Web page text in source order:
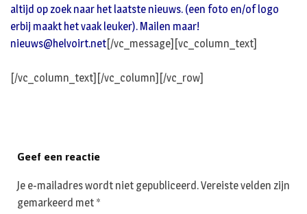
altijd op zoek naar het laatste nieuws. (een foto en/of logo
erbij maakt het vaak leuker). Mailen maar!
nieuws@helvoirt.net[/vc_message][vc_column_text]
[/vc_column_text][/vc_column][/vc_row]
Geef een reactie
Je e-mailadres wordt niet gepubliceerd.Vereiste velden zijn
gemarkeerd met *